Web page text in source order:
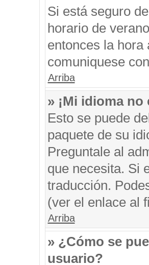
Si está seguro
horario de
entonces la
comuniquese
Arriba
» ¡Mi idioma
Esto se puede
paquete de su
Preguntale al
que necesita. Si
traducción.
(ver el enlace al
Arriba
» ¿Cómo se
usuario?